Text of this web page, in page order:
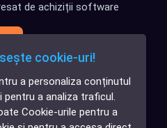
✕
Cauți o aplicație
software?
de achiziții software
cookie-uri!
a personaliza conținutul
pentru a analiza traficul.
Cookie-urile pentru a